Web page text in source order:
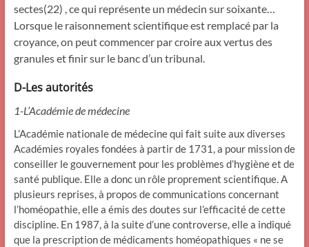
sectes(22) , ce qui représente un médecin sur soixante…
Lorsque le raisonnement scientifique est remplacé par la
croyance, on peut commencer par croire aux vertus des
granules et finir sur le banc d’un tribunal.
D-Les autorités
1-L’Académie de médecine
L’Académie nationale de médecine qui fait suite aux diverses
Académies royales fondées à partir de 1731, a pour mission de
conseiller le gouvernement pour les problèmes d’hygiène et de
santé publique. Elle a donc un rôle proprement scientifique. A
plusieurs reprises, à propos de communications concernant
l’homéopathie, elle a émis des doutes sur l’efficacité de cette
discipline. En 1987, à la suite d’une controverse, elle a indiqué
que la prescription de médicaments homéopathiques « ne se